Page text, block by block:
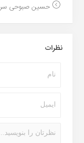
حسین صبوحی
نظرات